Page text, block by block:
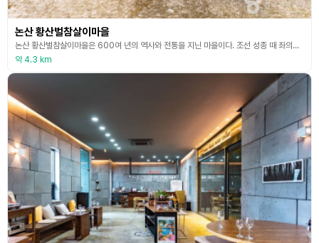
논산 황산벌참살이마을
논산 황산벌참살이마을은 600여 년의 역사와 전통을 지닌 마을이다. 조선 성종 때 좌의정을 지낸 의정공(김국광)사당과 조선 예학의 태두인 사계(김장생)사당 및 묘역 등 마을 전체에 8곳의 문화재가 산재한 전통적인 선비마을이다. 토양이 비옥하여 논농사뿐만 아니라 인삼, 고추, 옥수수, 복분자 등 다양한 농산물을 재배하고 있으며 광산김씨 종갓집 전통장과 황산벌참살이 김치를 맛볼 수 있다. 오래전 연산 현의 한 지역으로 마을에 큰 절이 있었다 하여 붉적골,
약 4.3 km